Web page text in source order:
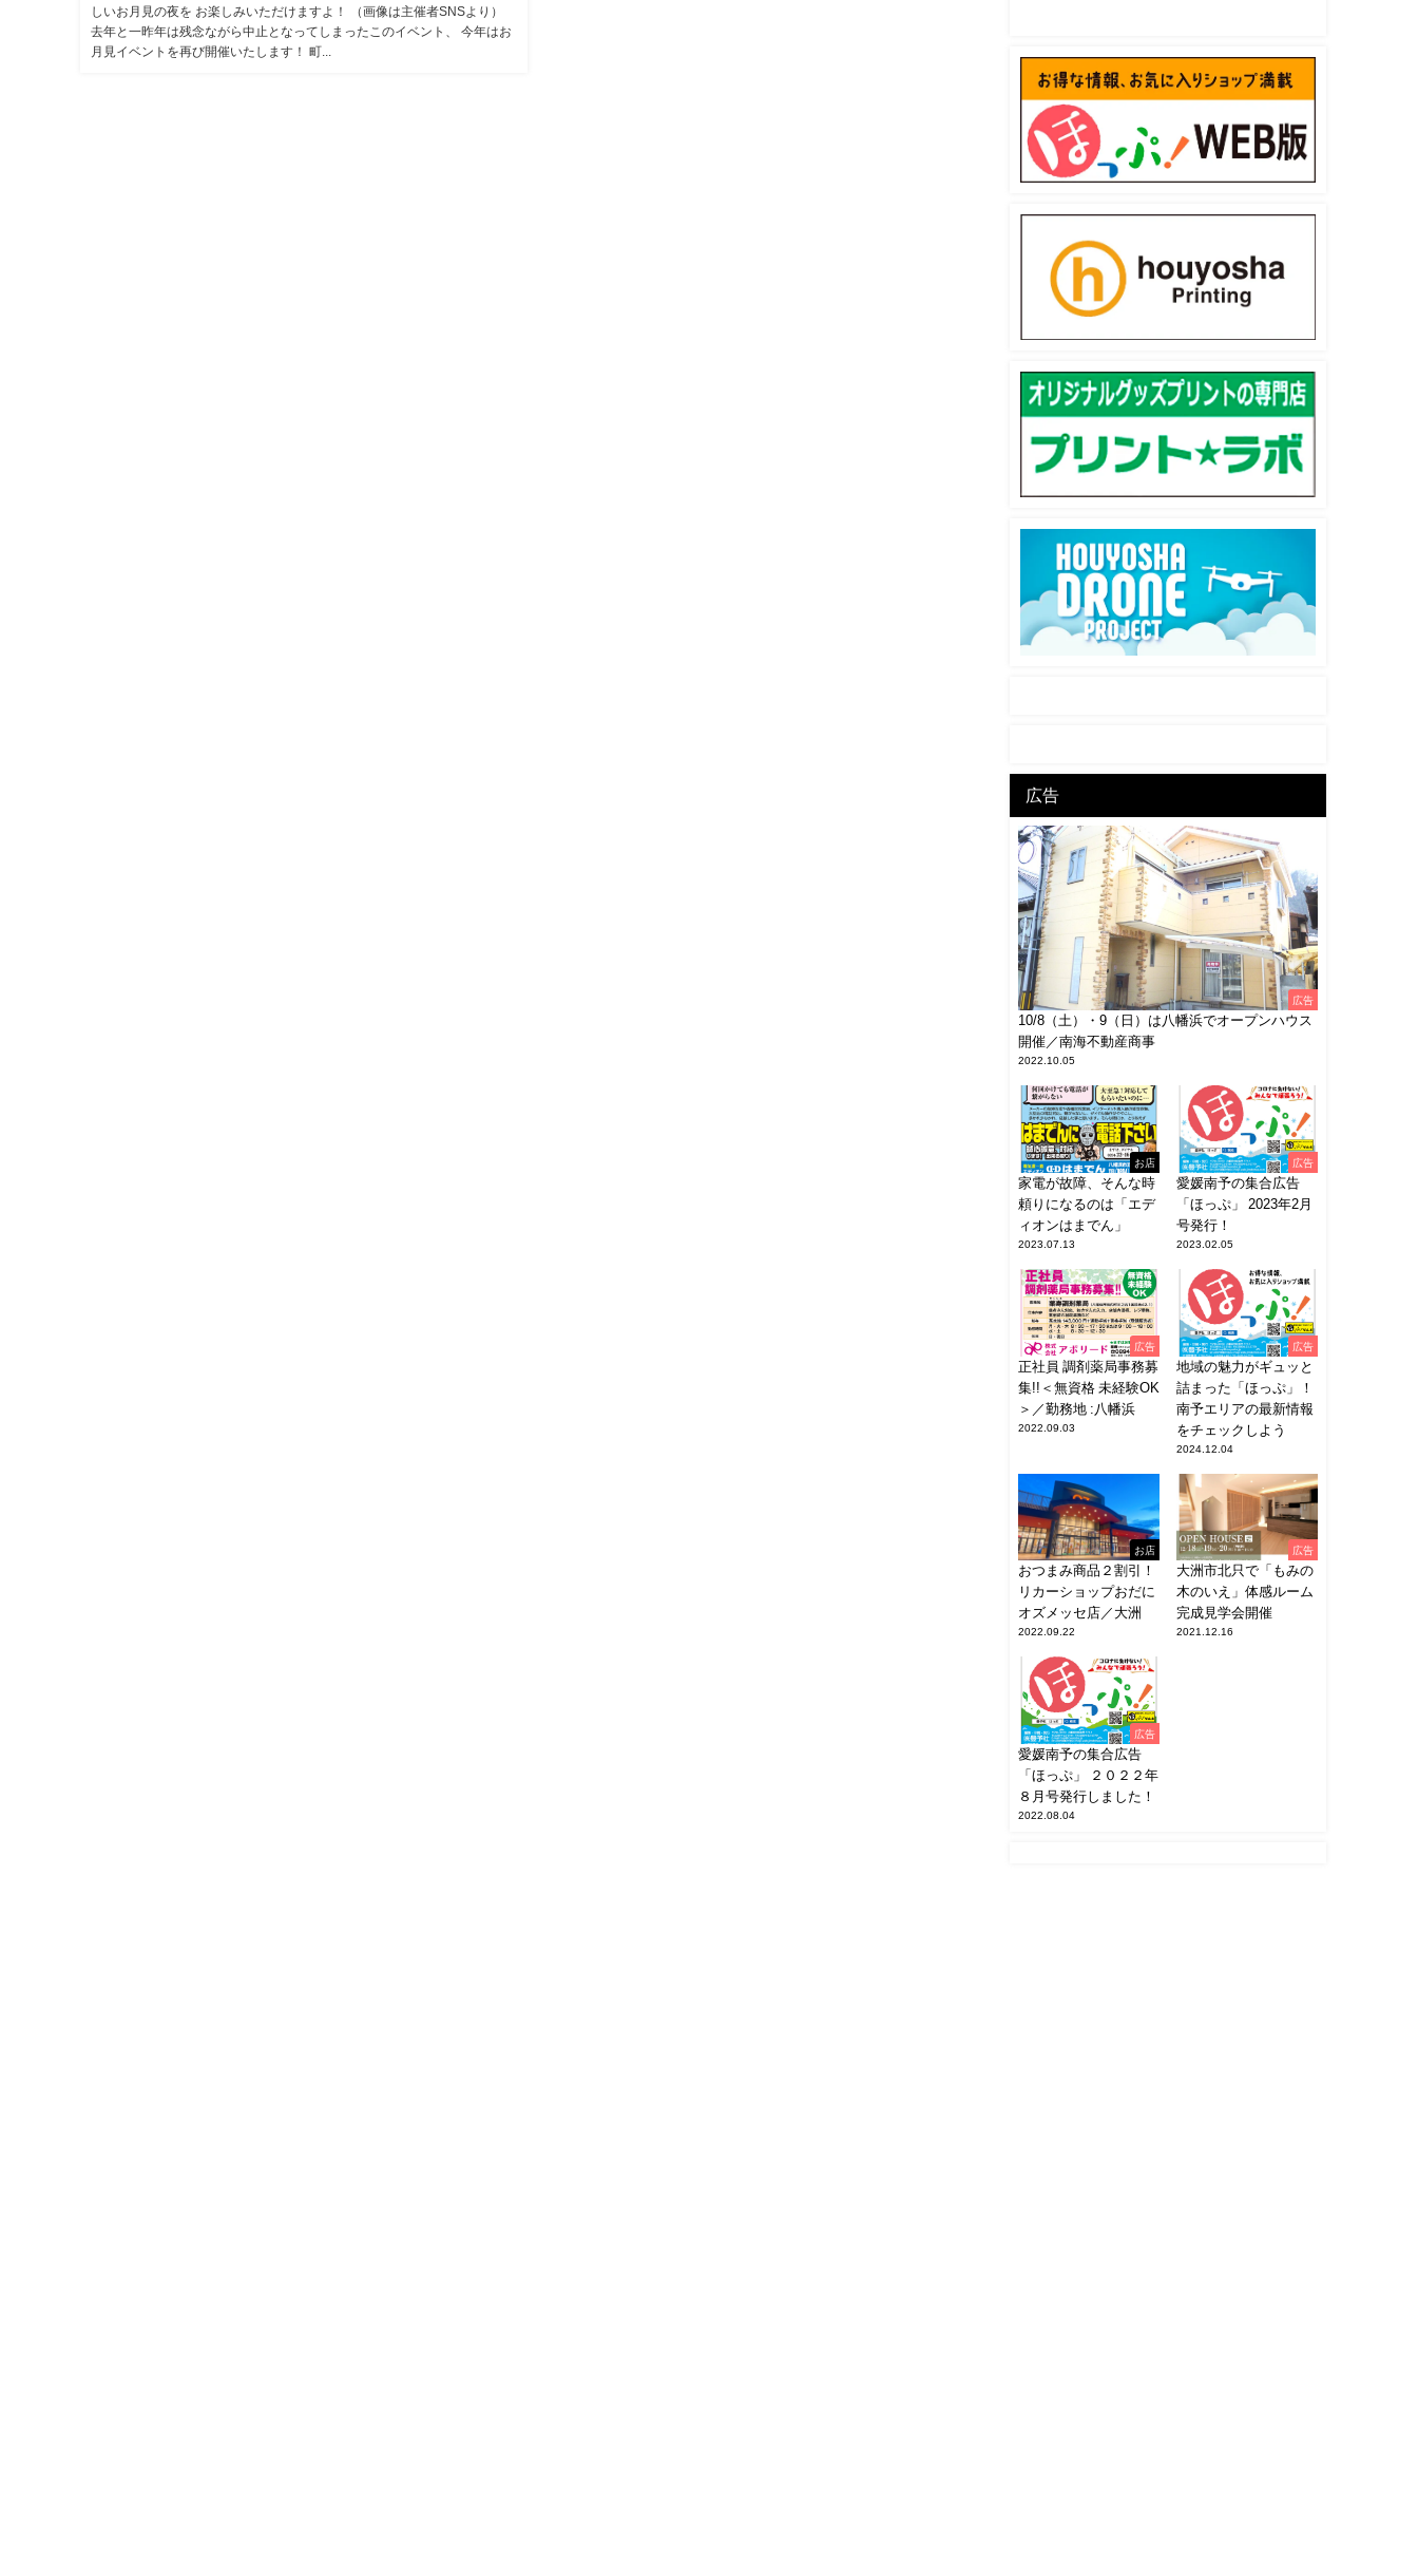
しいお月見の夜を お楽しみいただけますよ！ （画像は主催者SNSより）
去年と一昨年は残念ながら中止となってしまったこのイベント、 今年はお
月見イベントを再び開催いたします！ 町...
広告
広告
10/8（土）・9（日）は八幡浜でオープンハウス
開催／南海不動産商事
2022.10.05
お店
家電が故障、そんな時
頼りになるのは「エデ
ィオンはまでん」
2023.07.13
広告
愛媛南予の集合広告
「ほっぷ」 2023年2月
号発行！
2023.02.05
広告
正社員 調剤薬局事務募
集!!＜無資格 未経験OK
＞／勤務地 :八幡浜
2022.09.03
広告
地域の魅力がギュッと
詰まった「ほっぷ」！
南予エリアの最新情報
をチェックしよう
2024.12.04
お店
おつまみ商品２割引！
リカーショップおだに
オズメッセ店／大洲
2022.09.22
広告
大洲市北只で「もみの
木のいえ」体感ルーム
完成見学会開催
2021.12.16
広告
愛媛南予の集合広告
「ほっぷ」 ２０２２年
８月号発行しました！
2022.08.04